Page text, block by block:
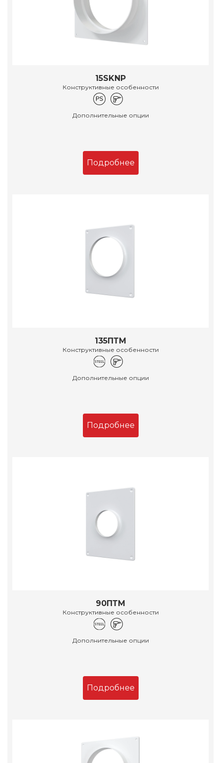
15SKNP
Конструктивные особенности
Дополнительные опции
Подробнее
135ПТМ
Конструктивные особенности
Дополнительные опции
Подробнее
90ПТМ
Конструктивные особенности
Дополнительные опции
Подробнее